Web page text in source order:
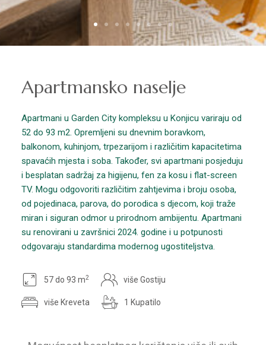
Apartmansko naselje
Apartmani u Garden City kompleksu u Konjicu variraju od
52 do 93 m2. Opremljeni su dnevnim boravkom,
balkonom, kuhinjom, trpezarijom i različitim kapacitetima
spavaćih mjesta i soba. Također, svi apartmani posjeduju
i besplatan sadržaj za higijenu, fen za kosu i flat-screen
TV. Mogu odgovoriti različitim zahtjevima i broju osoba,
od pojedinaca, parova, do porodica s djecom, koji traže
miran i siguran odmor u prirodnom ambijentu. Apartmani
su renovirani u završnici 2024. godine i u potpunosti
odgovaraju standardima modernog ugostiteljstva.
57 do 93 m2 više Gostiju
više Kreveta 1 Kupatilo